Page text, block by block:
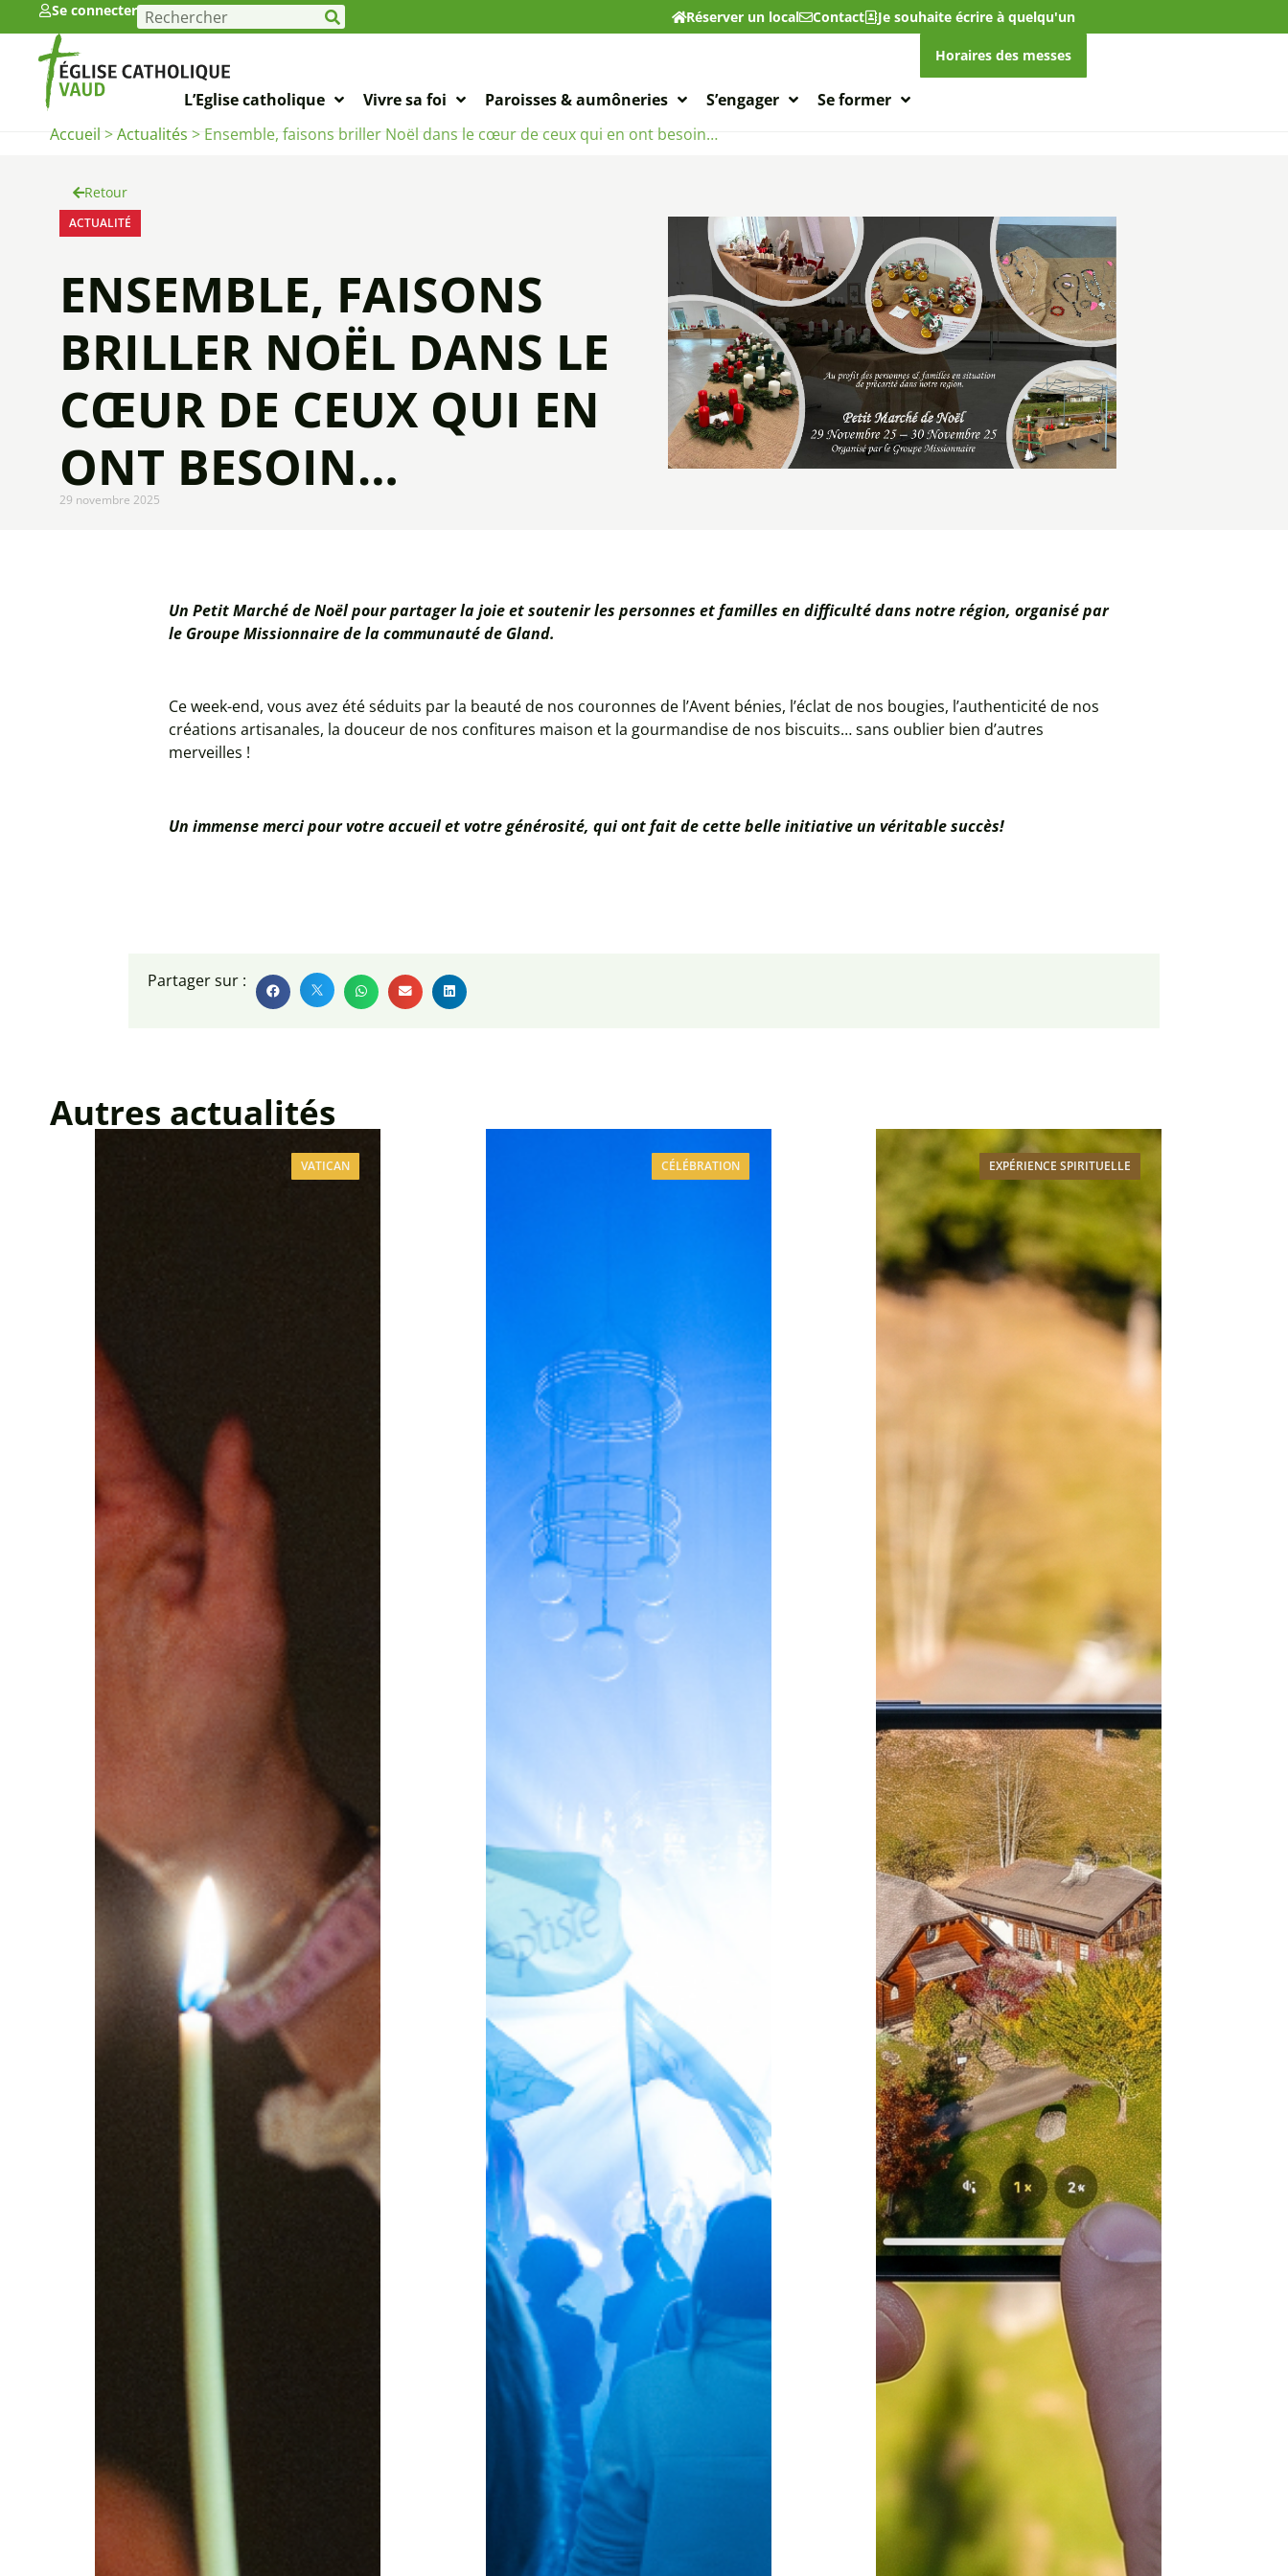
Se connecter Réserver un local Contact Je souhaite écrire à quelqu'un
L’Eglise catholique Vivre sa foi Paroisses & aumôneries S’engager Se former
Horaires des messes
Accueil >Actualités > Ensemble, faisons briller Noël dans le cœur de ceux qui en ont besoin…
Retour
ACTUALITÉ
ENSEMBLE, FAISONS
BRILLER NOËL DANS LE
CŒUR DE CEUX QUI EN
ONT BESOIN…
29 novembre 2025
Un Petit Marché de Noël pour partager la joie et soutenir les personnes et familles en difficulté dans notre région, organisé par
le Groupe Missionnaire de la communauté de Gland.
Ce week-end, vous avez été séduits par la beauté de nos couronnes de l’Avent bénies, l’éclat de nos bougies, l’authenticité de nos
créations artisanales, la douceur de nos confitures maison et la gourmandise de nos biscuits… sans oublier bien d’autres
merveilles !
Un immense merci pour votre accueil et votre générosité, qui ont fait de cette belle initiative un véritable succès!
Partager sur :
Autres actualités
VATICAN CÉLÉBRATION EXPÉRIENCE SPIRITUELLE